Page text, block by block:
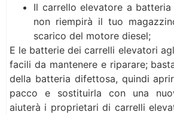
Il carrello elevatore a
non riempirà il tuo
scarico del motore diesel;
E le batterie dei carrelli elevatori
facili da mantenere e riparare;
della batteria difettosa, quindi
pacco e sostituirla con una
aiuterà i proprietari di carrelli